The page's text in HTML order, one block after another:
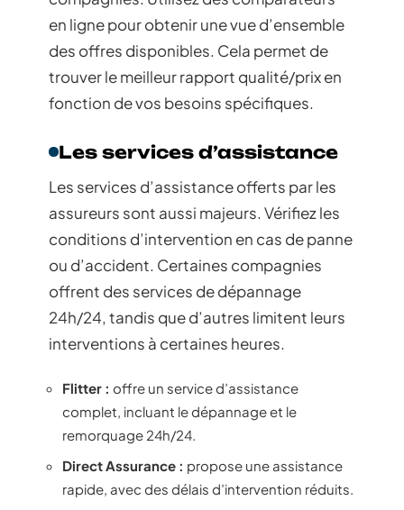
en ligne pour obtenir une vue d’ensemble
des offres disponibles. Cela permet de
trouver le meilleur rapport qualité/prix en
fonction de vos besoins spécifiques.
Les services d’assistance
Les services d’assistance offerts par les
assureurs sont aussi majeurs. Vérifiez les
conditions d’intervention en cas de panne
ou d’accident. Certaines compagnies
offrent des services de dépannage
24h/24, tandis que d’autres limitent leurs
interventions à certaines heures.
Flitter : offre un service d’assistance
complet, incluant le dépannage et le
remorquage 24h/24.
Direct Assurance : propose une assistance
rapide, avec des délais d’intervention réduits.